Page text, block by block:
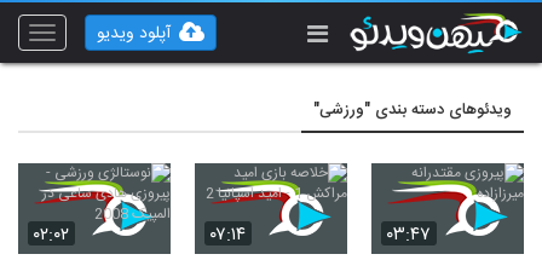
Toggle
آپلود ویدیو
ویدئوهای دسته بندی "ورزشی"
۰۳:۴۷ ۰۷:۱۴ ۰۲:۰۲